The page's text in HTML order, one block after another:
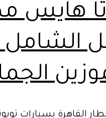
هايس